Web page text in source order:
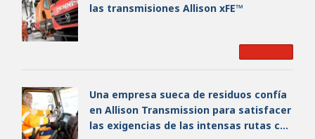
las transmisiones Allison xFE™
Una empresa sueca de residuos confía
en Allison Transmission para satisfacer
las exigencias de las intensas rutas con